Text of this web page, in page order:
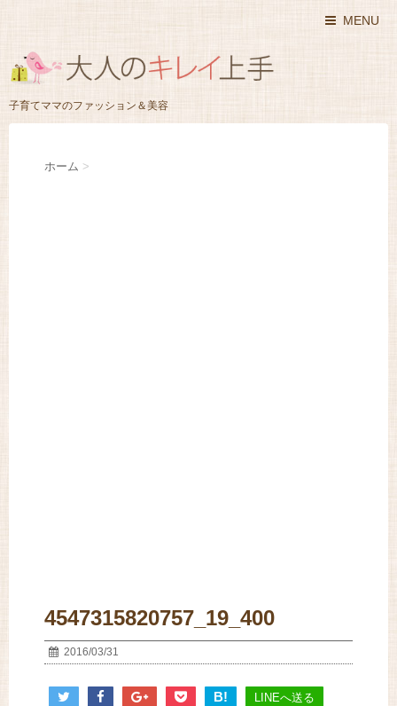
MENU
子育てママのファッション＆美容
ホーム >
4547315820757_19_400
2016/03/31
B! LINEへ送る